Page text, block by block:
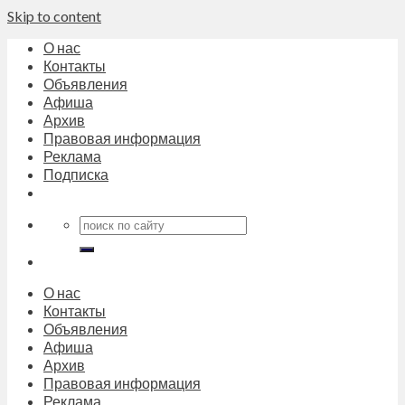
Skip to content
О нас
Контакты
Объявления
Афиша
Архив
Правовая информация
Реклама
Подписка
О нас
Контакты
Объявления
Афиша
Архив
Правовая информация
Реклама